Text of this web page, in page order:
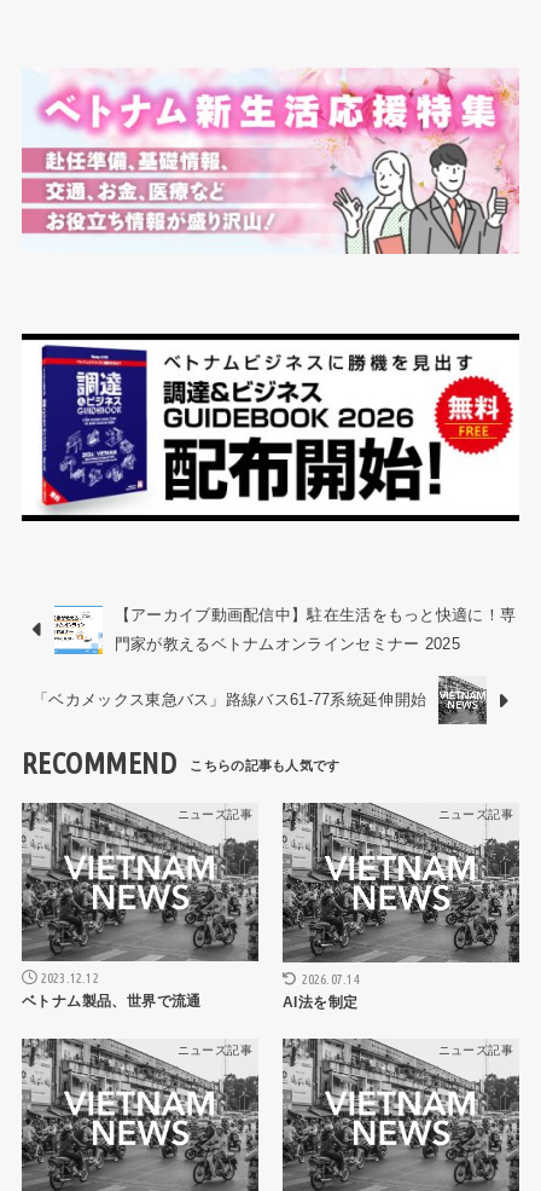
【アーカイブ動画配信中】駐在生活をもっと快適に！専
門家が教えるベトナムオンラインセミナー 2025
「ベカメックス東急バス」路線バス61-77系統延伸開始
RECOMMEND
ニュース記事
2023.12.12
ベトナム製品、世界で流通
ニュース記事
2026.07.14
AI法を制定
ニュース記事 ニュース記事